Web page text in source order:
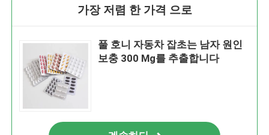
가장 저렴 한 가격 으로
풀 호니 자동차 잡초는 남자 원인
보충 300 Mg를 추출합니다